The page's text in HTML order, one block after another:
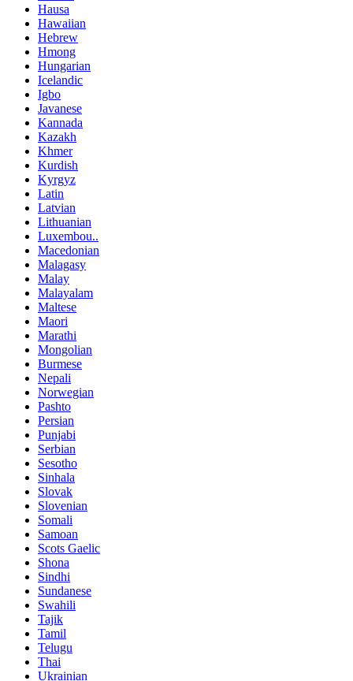
Hausa
Hawaiian
Hebrew
Hmong
Hungarian
Icelandic
Igbo
Javanese
Kannada
Kazakh
Khmer
Kurdish
Kyrgyz
Latin
Latvian
Lithuanian
Luxembou..
Macedonian
Malagasy
Malay
Malayalam
Maltese
Maori
Marathi
Mongolian
Burmese
Nepali
Norwegian
Pashto
Persian
Punjabi
Serbian
Sesotho
Sinhala
Slovak
Slovenian
Somali
Samoan
Scots Gaelic
Shona
Sindhi
Sundanese
Swahili
Tajik
Tamil
Telugu
Thai
Ukrainian